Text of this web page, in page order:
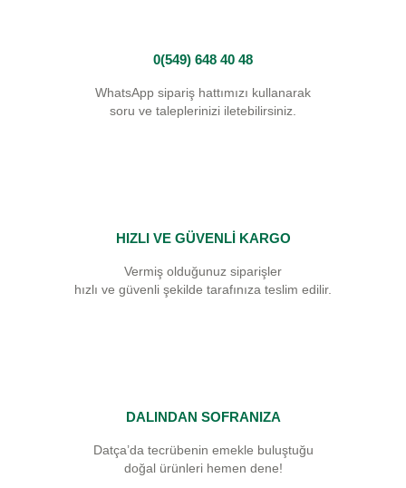
0(549) 648 40 48
WhatsApp sipariş hattımızı kullanarak
soru ve taleplerinizi iletebilirsiniz.
HIZLI VE GÜVENLİ KARGO
Vermiş olduğunuz siparişler
hızlı ve güvenli şekilde tarafınıza teslim edilir.
DALINDAN SOFRANIZA
Datça’da tecrübenin emekle buluştuğu
doğal ürünleri hemen dene!